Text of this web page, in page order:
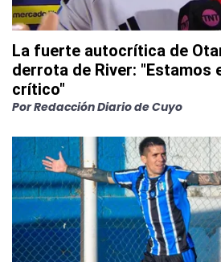
La fuerte autocrítica de
derrota de River: "Estamos
crítico"
PorRedacción Diario de Cuyo